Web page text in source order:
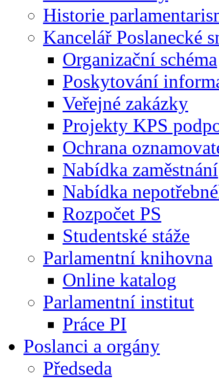
Historie
Kancelář Poslanecké
Organizační schéma
Poskytování
Veřejné zakázky
Projekty KPS
Ochrana
Nabídka zaměstnání
Nabídka
Rozpočet PS
Studentské stáže
Parlamentní knihovna
Online katalog
Parlamentní institut
Práce PI
Poslanci a orgány
Předseda